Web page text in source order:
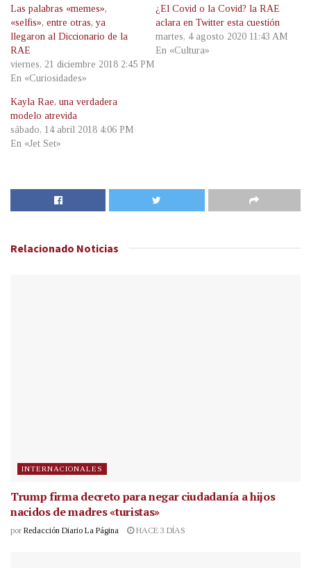
Las palabras «memes»,
«selfis», entre otras, ya
llegaron al Diccionario de la
RAE
viernes, 21 diciembre 2018 2:45 PM
En «Curiosidades»
¿El Covid o la Covid? la RAE
aclara en Twitter esta cuestión
martes, 4 agosto 2020 11:43 AM
En «Cultura»
Kayla Rae, una verdadera
modelo atrevida
sábado, 14 abril 2018 4:06 PM
En «Jet Set»
Relacionado Noticias
INTERNACIONALES
Trump firma decreto para negar ciudadanía a hijos
nacidos de madres «turistas»
por Redacción Diario La Página HACE 3 DÍAS